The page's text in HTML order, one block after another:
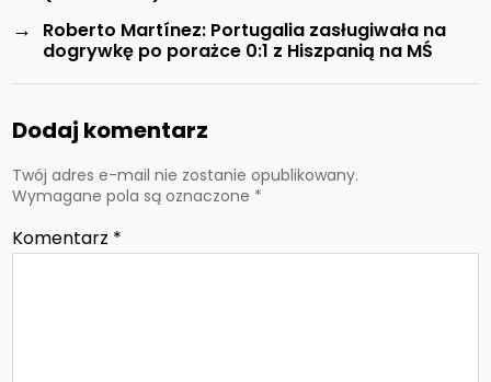
→
Roberto Martínez: Portugalia zasługiwała na
dogrywkę po porażce 0:1 z Hiszpanią na MŚ
Dodaj komentarz
Twój adres e-mail nie zostanie opublikowany.
Wymagane pola są oznaczone *
Komentarz *